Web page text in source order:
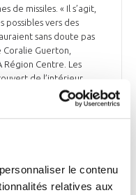
le contenu
relatives aux
de missiles. « Il s’agit,
possibles vers des
sans doute pas
Guerton,
Centre. Les
de l’intérieur
en visitant
électro-mécanique, de
du site de Bourges, qui
performantes. Les
leurs métiers
invitées restitueront